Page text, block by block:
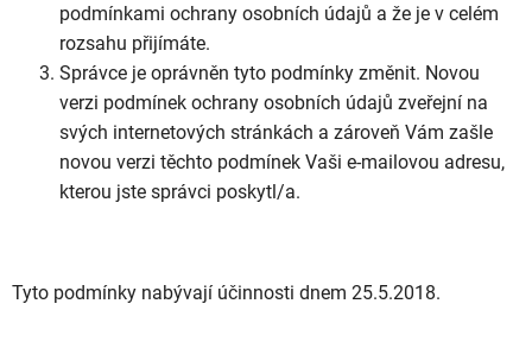
podmínkami ochrany osobních údajů a že je v celém
rozsahu přijímáte.
Správce je oprávněn tyto podmínky změnit. Novou
verzi podmínek ochrany osobních údajů zveřejní na
svých internetových stránkách a zároveň Vám zašle
novou verzi těchto podmínek Vaši e-mailovou adresu,
kterou jste správci poskytl/a.
Tyto podmínky nabývají účinnosti dnem 25.5.2018.